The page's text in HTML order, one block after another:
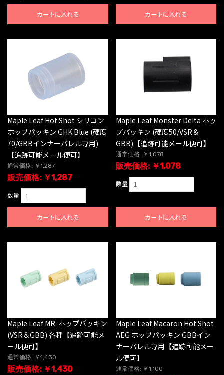
カートに入れる カートに入れる
Maple Leaf Hot Shot シリコン
ホップパッキン GHK Blue (硬度
70/GBBインナーバレル専用)
【追跡可能メール便可】
通常価格: ￥1,287
販売価格: ￥1,287
数量
カートに入れる
Maple Leaf Monster Delta ホッ
プパッキン (硬度50/VSR＆
GBB)【追跡可能メール便可】
通常価格: ￥1,078
販売価格: ￥1,078
数量
カートに入れる
Maple Leaf MR. ホップパッキン
(VSR＆GBB) 各種【追跡可能メ
ール便可】
通常価格: ￥1,430
販売価格: ￥1,430
Maple Leaf Macaron Hot Shot
AEG ホップパッキン GBBイン
ナーバレル専用【追跡可能メー
ル便可】
通常価格: ￥1,100